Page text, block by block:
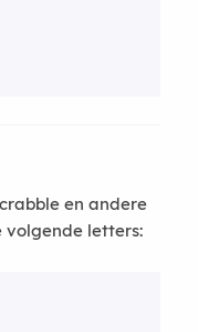
en andere
volgende letters: